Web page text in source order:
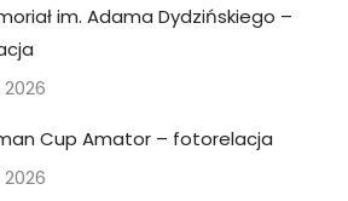
im. Adama Dydzińskiego –
Cup Amator – fotorelacja